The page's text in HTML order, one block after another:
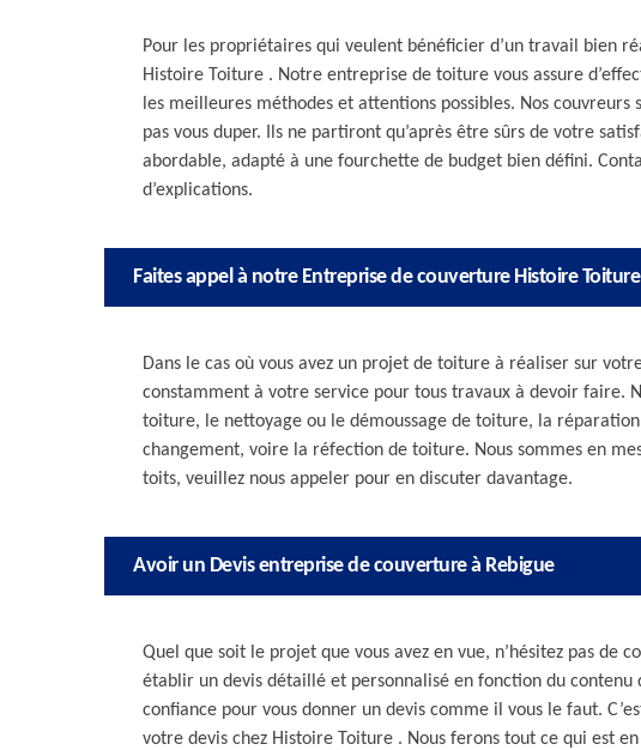
Pour les propriétaires qui veulent bénéficier d’un travail bien
Histoire Toiture . Notre entreprise de toiture vous assure
les meilleures méthodes et attentions possibles. Nos couvreurs
pas vous duper. Ils ne partiront qu’après être sûrs de votre
abordable, adapté à une fourchette de budget bien défini.
d’explications.
Faites appel à notre Entreprise de couverture Histoire Toiture
Dans le cas où vous avez un projet de toiture à réaliser sur
constamment à votre service pour tous travaux à devoir faire.
toiture, le nettoyage ou le démoussage de toiture, la
changement, voire la réfection de toiture. Nous sommes en
toits, veuillez nous appeler pour en discuter davantage.
Avoir un Devis entreprise de couverture à Rebigue
Quel que soit le projet que vous avez en vue, n’hésitez pas de
établir un devis détaillé et personnalisé en fonction du contenu
confiance pour vous donner un devis comme il vous le faut.
votre devis chez Histoire Toiture . Nous ferons tout ce qui est